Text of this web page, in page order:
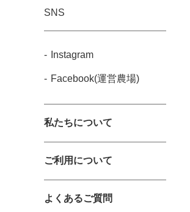
SNS
Instagram
Facebook(運営農場)
私たちについて
ご利用について
よくあるご質問